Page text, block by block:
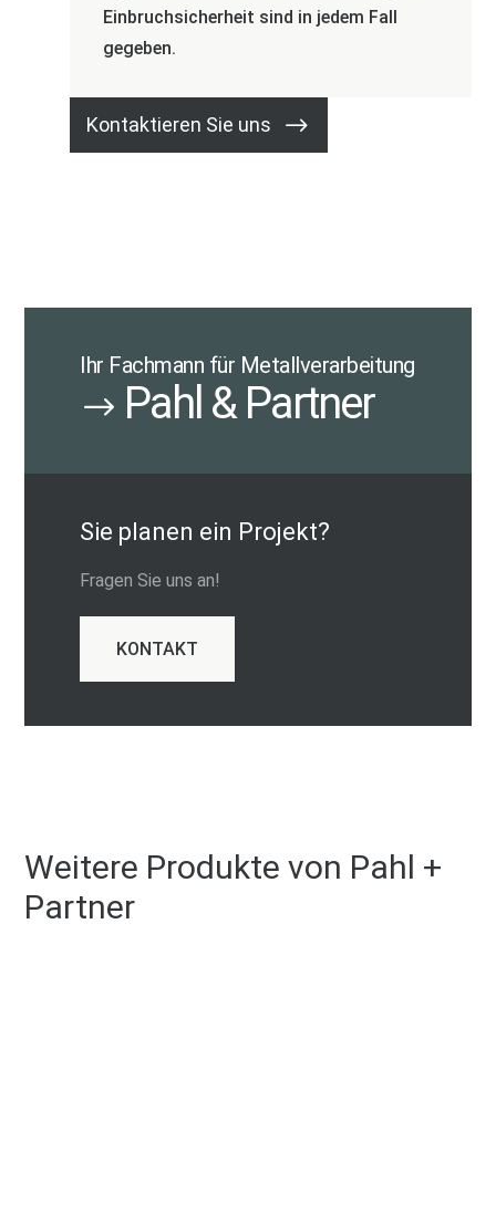
Einbruchsicherheit sind in jedem Fall
gegeben.
Kontaktieren Sie uns
Ihr Fachmann für Metallverarbeitung
Pahl & Partner
Sie planen ein Projekt?
Fragen Sie uns an!
KONTAKT
Weitere Produkte von Pahl +
Partner